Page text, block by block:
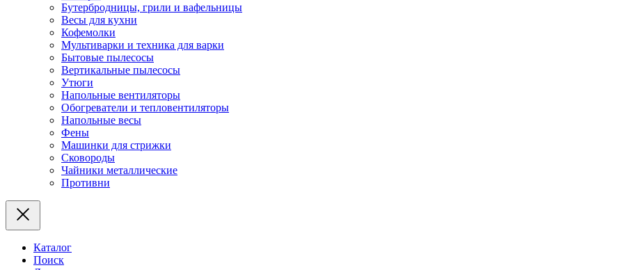
Бутербродницы, грили и вафельницы
Весы для кухни
Кофемолки
Мультиварки и техника для варки
Бытовые пылесосы
Вертикальные пылесосы
Утюги
Напольные вентиляторы
Обогреватели и тепловентиляторы
Напольные весы
Фены
Машинки для стрижки
Сковороды
Чайники металлические
Противни
Каталог
Поиск